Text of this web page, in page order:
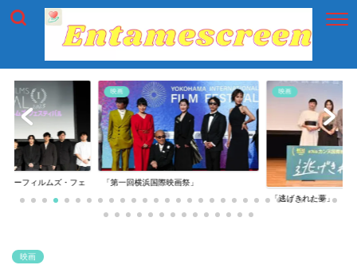
アーフィルムズ・フェ
映画
「第一回横浜国際映画祭」
映画
「逃げきれた夢」
映画